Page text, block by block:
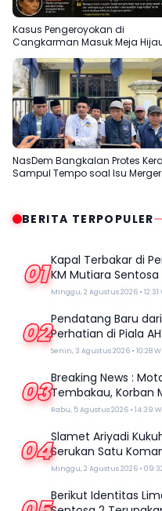
Kasus Pengeroyokan di
Cangkarman Masuk Meja
Setimpal
NasDem Bangkalan Protes
Sampul Tempo soal Isu Merger
BERITA TERPOPULER
01 Kapal Terbakar di
KM Mutiara
Minggu, 2 Agustus 2026 • 12:31
02Pendatang Baru
Perhatian di Piala
Juara 1 Galatama
Senin, 3 Agustus 2026 • 10:28
03Breaking News :
Tembakau, Korban
Rabu, 5 Agustus 2026 • 14:39
04Slamet Ariyadi
Serukan Satu
Madura
Minggu, 2 Agustus 2026 •
Berikut Identitas